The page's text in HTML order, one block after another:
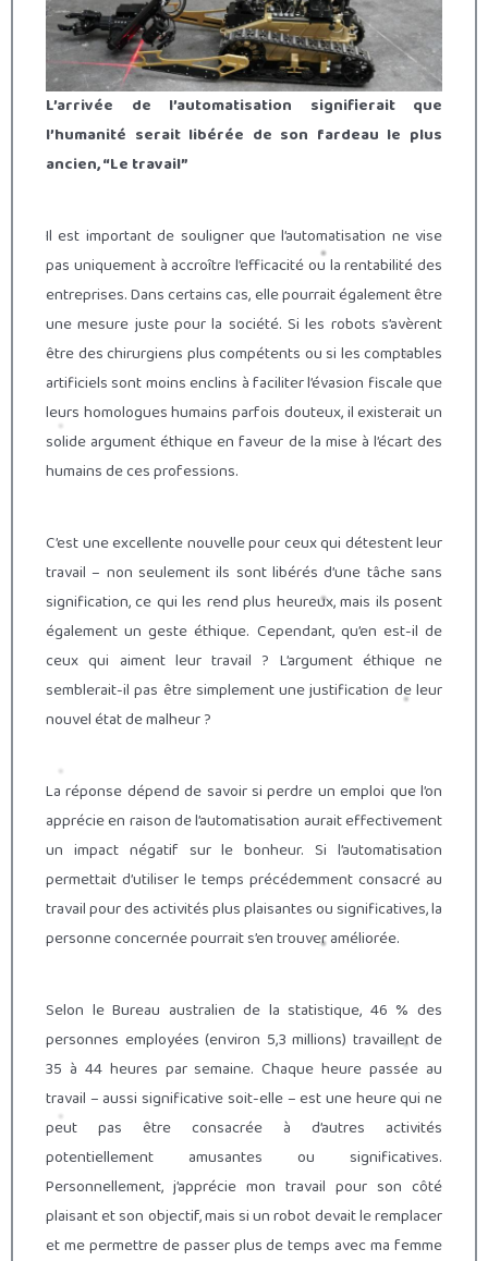
L’arrivée de l’automatisation signifierait que
l’humanité serait libérée de son fardeau le plus
ancien, “Le travail”
Il est important de souligner que l’automatisation ne vise
pas uniquement à accroître l’efficacité ou la rentabilité des
entreprises. Dans certains cas, elle pourrait également être
une mesure juste pour la société. Si les robots s’avèrent
être des chirurgiens plus compétents ou si les comptables
artificiels sont moins enclins à faciliter l’évasion fiscale que
leurs homologues humains parfois douteux, il existerait un
solide argument éthique en faveur de la mise à l’écart des
humains de ces professions.
C’est une excellente nouvelle pour ceux qui détestent leur
travail – non seulement ils sont libérés d’une tâche sans
signification, ce qui les rend plus heureux, mais ils posent
également un geste éthique. Cependant, qu’en est-il de
ceux qui aiment leur travail ? L’argument éthique ne
semblerait-il pas être simplement une justification de leur
nouvel état de malheur ?
La réponse dépend de savoir si perdre un emploi que l’on
apprécie en raison de l’automatisation aurait effectivement
un impact négatif sur le bonheur. Si l’automatisation
permettait d’utiliser le temps précédemment consacré au
travail pour des activités plus plaisantes ou significatives, la
personne concernée pourrait s’en trouver améliorée.
Selon le Bureau australien de la statistique, 46 % des
personnes employées (environ 5,3 millions) travaillent de
35 à 44 heures par semaine. Chaque heure passée au
travail – aussi significative soit-elle – est une heure qui ne
peut pas être consacrée à d’autres activités
potentiellement amusantes ou significatives.
Personnellement, j’apprécie mon travail pour son côté
plaisant et son objectif, mais si un robot devait le remplacer
et me permettre de passer plus de temps avec ma femme